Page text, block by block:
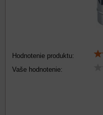
Hodnotenie produktu:
Vaše hodnotenie: